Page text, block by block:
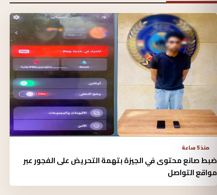
منذ 5 ساعة
ضبط صانع محتوى في الجيزة بتهمة التحريض على الفجور عبر
مواقع التواصل